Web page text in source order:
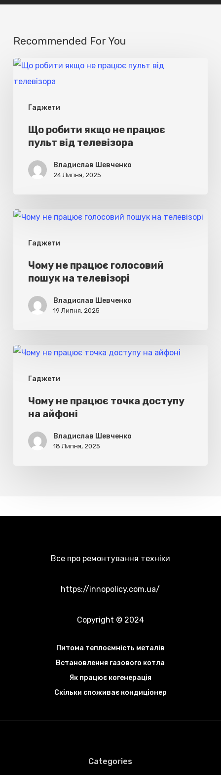
Recommended For You
Гаджети
Що
робити
працює
пульт
телевізора
Що робити якщо не працює
пульт від телевізора
Владислав Шевченко
24 Липня, 2025
Гаджети
Чому
працює
голосовий
пошук
телевізорі
Чому не працює голосовий
пошук на телевізорі
Владислав Шевченко
19 Липня, 2025
Гаджети
Чому
працює
точка
доступу
айфоні
Чому не працює точка доступу
на айфоні
Владислав Шевченко
18 Липня, 2025
Все про ремонтування техніки
https://innopolicy.com.ua/
Copyright © 2024
Питома теплоємність металів
Встановлення газового котла
Як працює когенерація
Скільки споживає кондиціонер
Categories